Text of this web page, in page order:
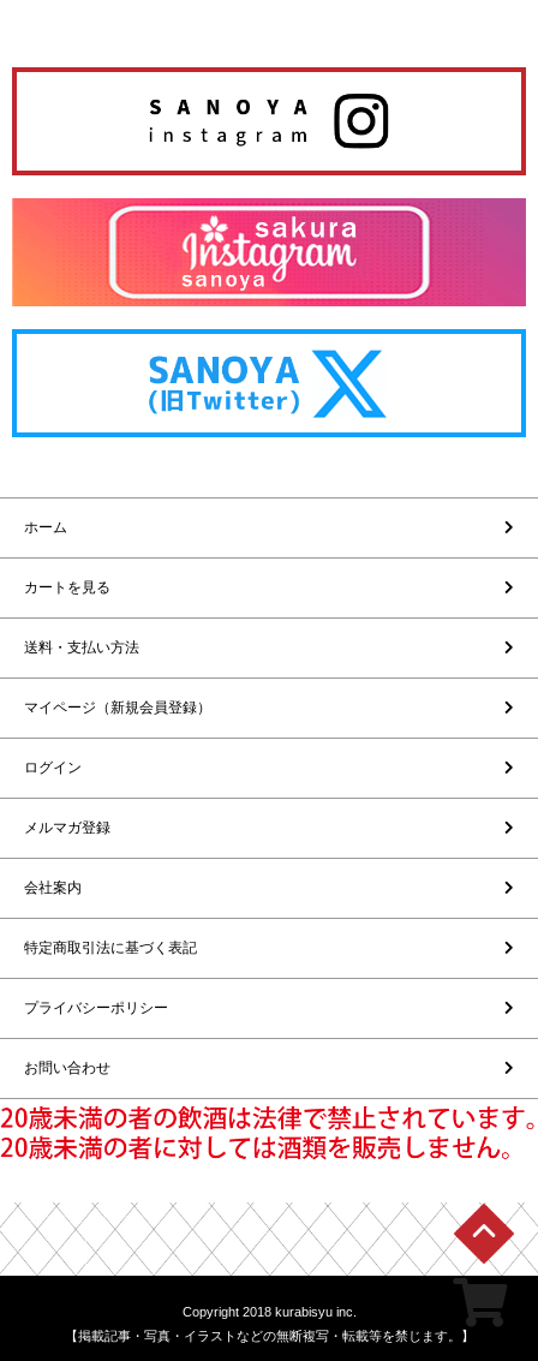
ホーム
カートを見る
送料・支払い方法
マイページ（新規会員登録）
ログイン
メルマガ登録
会社案内
特定商取引法に基づく表記
プライバシーポリシー
お問い合わせ
Copyright 2018 kurabisyu inc.
【掲載記事・写真・イラストなどの無断複写・転載等を禁じます。】